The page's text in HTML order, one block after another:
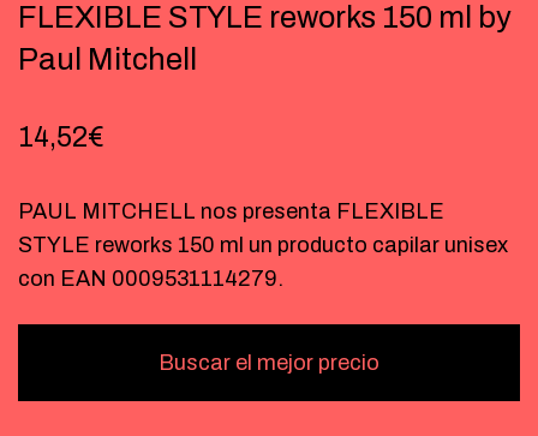
FLEXIBLE STYLE reworks 150 ml by
Paul Mitchell
14,52€
PAUL MITCHELL nos presenta FLEXIBLE
STYLE reworks 150 ml un producto capilar unisex
con EAN 0009531114279.
Buscar el mejor precio